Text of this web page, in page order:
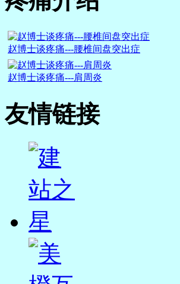
赵博士谈疼痛---腰椎间盘突出症
赵博士谈疼痛---肩周炎
友情链接